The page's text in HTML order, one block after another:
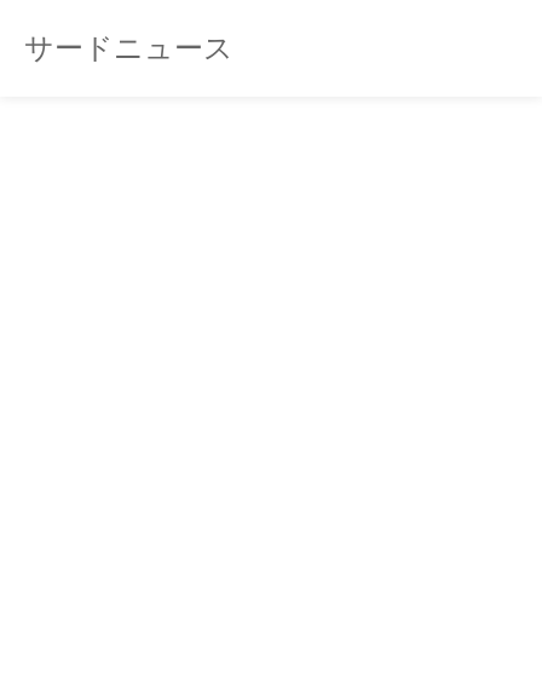
サードニュース